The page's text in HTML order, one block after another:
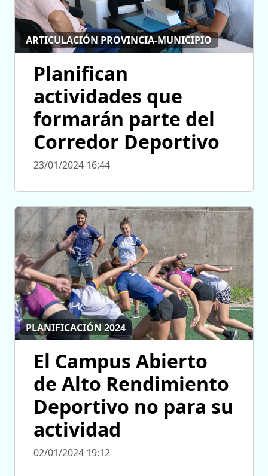
ARTICULACIÓN PROVINCIA-MUNICIPIO
Planifican
actividades que
formarán parte del
Corredor Deportivo
23/01/2024 16:44
PLANIFICACIÓN 2024
El Campus Abierto
de Alto Rendimiento
Deportivo no para su
actividad
02/01/2024 19:12